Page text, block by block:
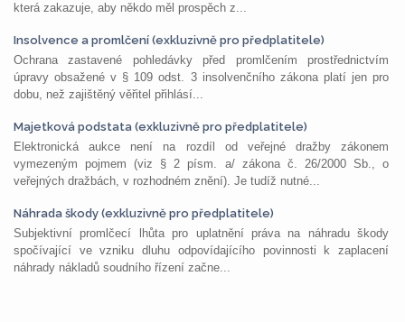
která zakazuje, aby někdo měl prospěch z...
Insolvence a promlčení (exkluzivně pro předplatitele)
Ochrana zastavené pohledávky před promlčením prostřednictvím
úpravy obsažené v § 109 odst. 3 insolvenčního zákona platí jen pro
dobu, než zajištěný věřitel přihlásí...
Majetková podstata (exkluzivně pro předplatitele)
Elektronická aukce není na rozdíl od veřejné dražby zákonem
vymezeným pojmem (viz § 2 písm. a/ zákona č. 26/2000 Sb., o
veřejných dražbách, v rozhodném znění). Je tudíž nutné...
Náhrada škody (exkluzivně pro předplatitele)
Subjektivní promlčecí lhůta pro uplatnění práva na náhradu škody
spočívající ve vzniku dluhu odpovídajícího povinnosti k zaplacení
náhrady nákladů soudního řízení začne...